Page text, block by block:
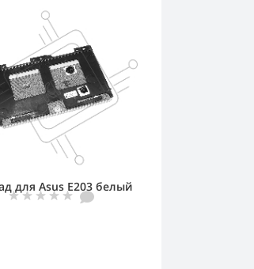
для Asus E203 белый